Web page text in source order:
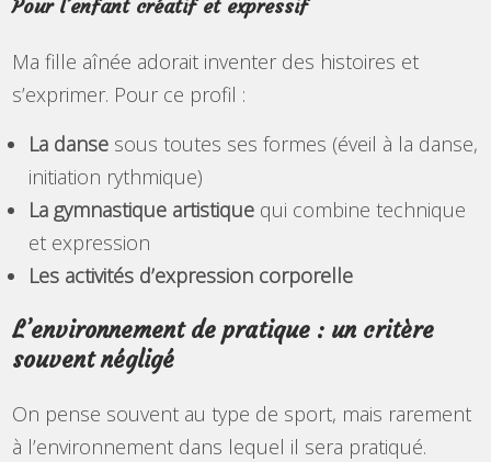
Pour l’enfant créatif et expressif
Ma fille aînée adorait inventer des histoires et
s’exprimer. Pour ce profil :
La danse sous toutes ses formes (éveil à la danse,
initiation rythmique)
La gymnastique artistique qui combine technique
et expression
Les activités d’expression corporelle
L’environnement de pratique : un critère
souvent négligé
On pense souvent au type de sport, mais rarement
à l’environnement dans lequel il sera pratiqué.